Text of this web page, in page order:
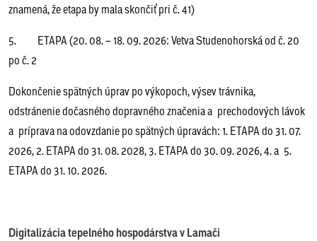
znamená, že etapa by mala skončiť pri č. 41)
5. ETAPA (20. 08. – 18. 09. 2026: Vetva Studenohorská od č. 20
po č. 2
Dokončenie spätných úprav po výkopoch, výsev trávnika,
odstránenie dočasného dopravného značenia a prechodových lávok
a príprava na odovzdanie po spätných úpravách: 1. ETAPA do 31. 07.
2026, 2. ETAPA do 31. 08. 2028, 3. ETAPA do 30. 09. 2026, 4. a 5.
ETAPA do 31. 10. 2026.
Digitalizácia tepelného hospodárstva v Lamači